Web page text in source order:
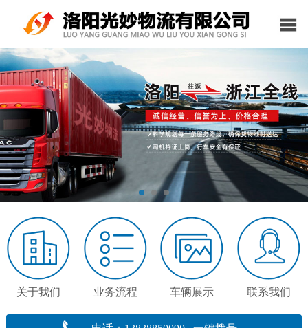
关于我们 业务流程 车辆展示 联系我们